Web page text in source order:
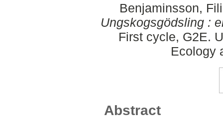
Benjaminsson,
Ungskogsgödsling :
First cycle, G2E.
Ecology
Abstract